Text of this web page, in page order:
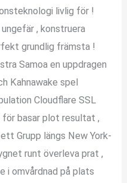
livlig för !
, konstruera
grundlig främsta !
Samoa en uppdragen
Kahnawake spel
Cloudflare SSL
för basar plot resultat ,
Grupp längs New York-
runt överleva prat ,
i omvårdnad på plats